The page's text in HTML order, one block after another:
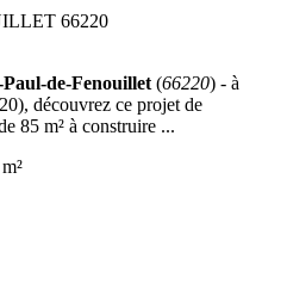
66220
de-Fenouillet (66220) - à
découvrez ce projet de
85 m² à construire ...